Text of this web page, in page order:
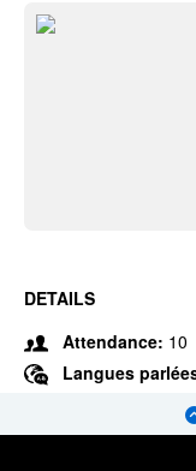
DETAILS
Attendance: 10
Langues